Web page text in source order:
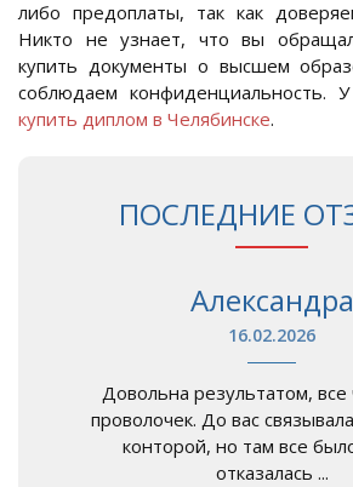
либо предоплаты, так как
Никто не узнает, что вы
купить документы о высшем
соблюдаем конфиденциальность.
купить диплом в Челябинске.
ПОСЛЕДНИЕ
Александра
16.02.2026
Довольна результатом, все
проволочек. До вас
конторой, но там все
отказалась ...